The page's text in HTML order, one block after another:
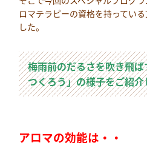
ロマテラピーの資格を持ってい
した。
梅雨前のだるさを吹き飛
つくろう」の様子をご紹
アロマの効能は・・